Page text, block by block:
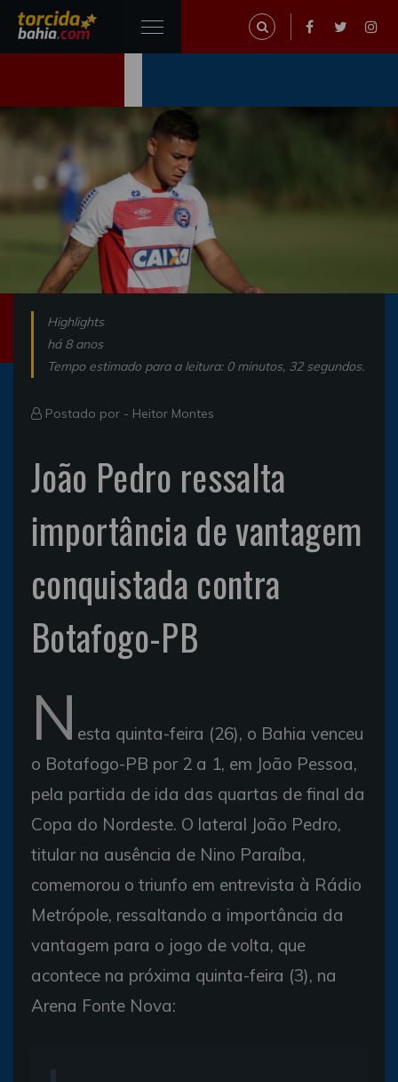
Highlights
há 8 anos
Tempo estimado para a leitura: 0 minutos, 32 segundos.
Postado por - Heitor Montes
João Pedro ressalta
importância de vantagem
conquistada contra
Botafogo-PB
N esta quinta-feira (26), o Bahia venceu
o Botafogo-PB por 2 a 1, em João Pessoa,
pela partida de ida das quartas de final da
Copa do Nordeste. O lateral João Pedro,
titular na ausência de Nino Paraíba,
comemorou o triunfo em entrevista à Rádio
Metrópole, ressaltando a importância da
vantagem para o jogo de volta, que
acontece na próxima quinta-feira (3), na
Arena Fonte Nova: